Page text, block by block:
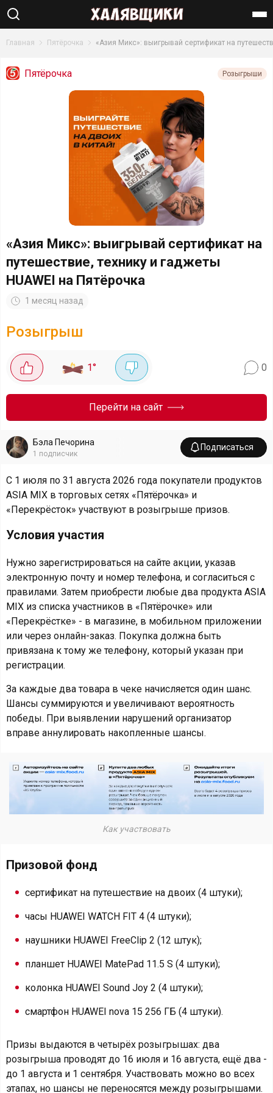
Найти
Главная Пятёрочка «Азия Микс»: выигрывай сертификат на
Пятёрочка Розыгрыши
«Азия Микс»: выигрывай сертификат на
путешествие, технику и гаджеты
HUAWEI на Пятёрочка
1 месяц назад
Розыгрыш
1° 0
Перейти на сайт
Бэла Печорина
1 подписчик
Подписаться
С 1 июля по 31 августа 2026 года покупатели продуктов
ASIA MIX в торговых сетях «Пятёрочка» и
«Перекрёсток» участвуют в розыгрыше призов.
Условия участия
Нужно зарегистрироваться на сайте акции, указав
электронную почту и номер телефона, и согласиться с
правилами. Затем приобрести любые два продукта ASIA
MIX из списка участников в «Пятёрочке» или
«Перекрёстке» - в магазине, в мобильном приложении
или через онлайн-заказ. Покупка должна быть
привязана к тому же телефону, который указан при
регистрации.
За каждые два товара в чеке начисляется один шанс.
Шансы суммируются и увеличивают вероятность
победы. При выявлении нарушений организатор
вправе аннулировать накопленные шансы.
Как участвовать
Призовой фонд
сертификат на путешествие на двоих (4 штуки);
часы HUAWEI WATCH FIT 4 (4 штуки);
наушники HUAWEI FreeClip 2 (12 штук);
планшет HUAWEI MatePad 11.5 S (4 штуки);
колонка HUAWEI Sound Joy 2 (4 штуки);
смартфон HUAWEI nova 15 256 ГБ (4 штуки).
Призы выдаются в четырёх розыгрышах: два
розыгрыша проводят до 16 июля и 16 августа, ещё два -
до 1 августа и 1 сентября. Участвовать можно во всех
этапах, но шансы не переносятся между розыгрышами.